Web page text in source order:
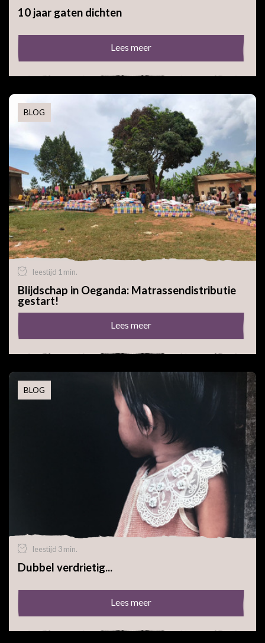
10 jaar gaten dichten
Lees meer
Blijdschap in Oeganda: Matrassendistributie
gestart!
leestijd 1 min.
BLOG
Lees meer
Dubbel verdrietig...
leestijd 3 min.
BLOG
Lees meer